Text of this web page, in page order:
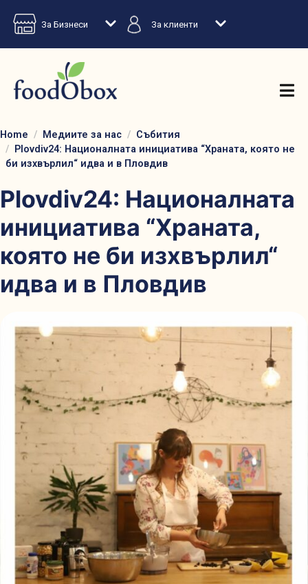
За Бизнеси За клиенти
Home Медиите за нас
Събития
Plovdiv24: Националната инициатива “Храната, която не
би изхвърлил“ идва и в Пловдив
Plovdiv24: Националната
инициатива “Храната,
която не би изхвърлил“
идва и в Пловдив